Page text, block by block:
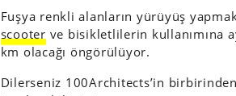
Fuşya renkli alanların yürüyüş
scooter ve bisikletlilerin kullanımına
km olacağı öngörülüyor.
Dilerseniz 100Architects’in